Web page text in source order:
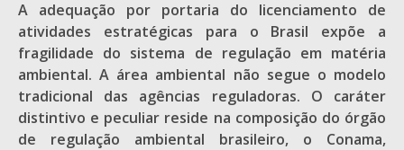
A adequação por portaria do licenciamento de
atividades estratégicas para o Brasil expõe a
fragilidade do sistema de regulação em matéria
ambiental. A área ambiental não segue o modelo
tradicional das agências reguladoras. O caráter
distintivo e peculiar reside na composição do órgão
de regulação ambiental brasileiro, o Conama,